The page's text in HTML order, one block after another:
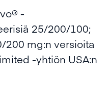
-
25/200/100;
mg:n versioita
-yhtiön USA:n